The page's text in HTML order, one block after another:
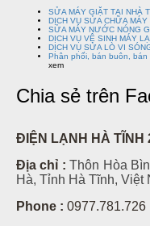
SỬA MÁY GIẶT TẠI NHÀ
DỊCH VỤ SỬA CHỮA
SỬA MÁY NƯỚC NÓNG
DỊCH VỤ VỆ SINH MÁY
DỊCH VỤ SỬA LÒ VI
Phân phối, bán buôn, bán
xem
Chia sẻ trên
ĐIỆN LẠNH HÀ TĨNH
Địa chỉ : Thôn Hòa
Hà, Tỉnh Hà Tĩnh, Việt
Phone :